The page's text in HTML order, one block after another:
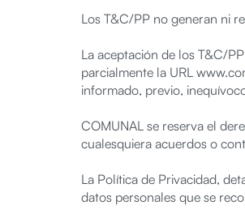
Los T&C/PP no generan ni
La aceptación de los T&C/
parcialmente la URL
informado, previo,
COMUNAL se reserva el
cualesquiera acuerdos o
La Política de Privacidad,
datos personales que se